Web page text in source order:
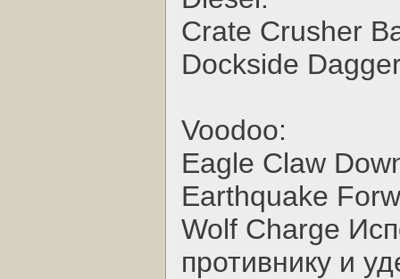
Crate Crusher
Dockside
Voodoo:
Eagle Claw
Earthquake
Wolf Charge
противнику и